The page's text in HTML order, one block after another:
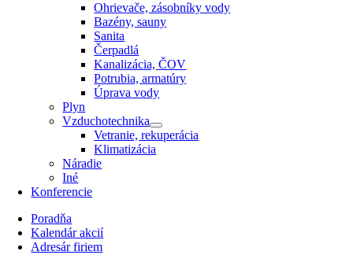
Ohrievače, zásobníky vody
Bazény, sauny
Sanita
Čerpadlá
Kanalizácia, ČOV
Potrubia, armatúry
Úprava vody
Plyn
Vzduchotechnika
Vetranie, rekuperácia
Klimatizácia
Náradie
Iné
Konferencie
Poradňa
Kalendár akcií
Adresár firiem